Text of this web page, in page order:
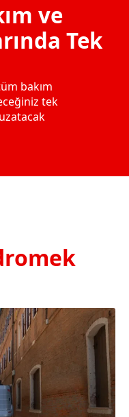
ve
Tek
bakım
tek